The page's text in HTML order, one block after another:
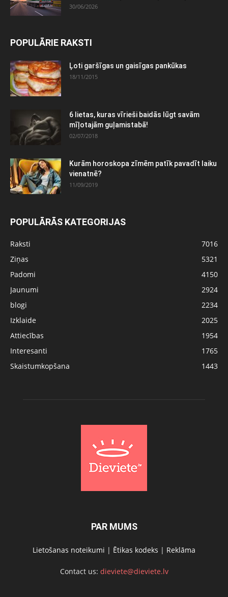
30/06/2026
POPULĀRIE RAKSTI
Ļoti garšīgas un gaisīgas pankūkas
18/11/2015
6 lietas, kuras vīrieši baidās lūgt savām
mīļotajām guļamistabā!
02/07/2018
Kurām horoskopa zīmēm patīk pavadīt laiku
vienatnē?
11/09/2019
POPULĀRĀS KATEGORIJAS
Raksti
7016
Ziņas
5321
Padomi
4150
Jaunumi
2924
blogi
2234
Izklaide
2025
Attiecības
1954
Interesanti
1765
Skaistumkopšana
1443
PAR MUMS
Lietošanas noteikumi | Ētikas kodeks | Reklāma
Contact us: dieviete@dieviete.lv